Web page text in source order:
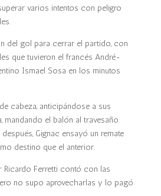
varios intentos con peligro
del gol para cerrar el partido, con
que tuvieron el francés André-
Ismael Sosa en los minutos
cabeza, anticipándose a sus
mandando el balón al travesaño
después, Gignac ensayó un remate
destino que el anterior.
Ricardo Ferretti contó con las
no supo aprovecharlas y lo pagó